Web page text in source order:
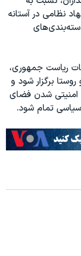
نظامی در آستانه
ریاست جمهوری،
برگزار شود و
امنیتی شدن فضای
سیاسی تمام شود.